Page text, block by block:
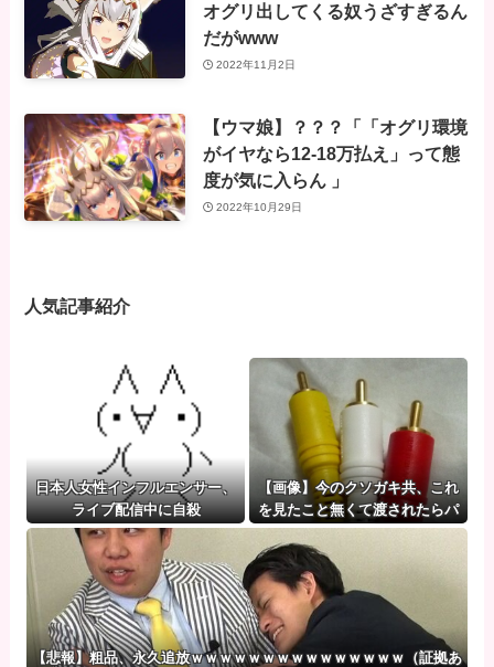
オグリ出してくる奴うざすぎるん
だがwww
2022年11月2日
【ウマ娘】？？？「「オグリ環境
がイヤなら12-18万払え」って態
度が気に入らん 」
2022年10月29日
人気記事紹介
日本人女性インフルエンサー、
ライブ配信中に自殺
【画像】今のクソガキ共、これ
を見たこと無くて渡されたらパ
ニクるらしいｗｗｗｗｗｗｗｗ
ｗｗｗｗｗ
【悲報】粗品、永久追放ｗｗｗｗｗｗｗｗｗｗｗｗｗｗｗ（証拠あ